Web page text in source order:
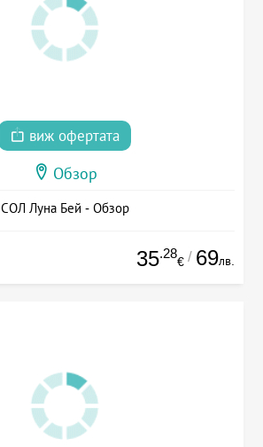
виж офертата
Обзор
СОЛ Луна Бей - Обзор
35.28
€ / 69лв.